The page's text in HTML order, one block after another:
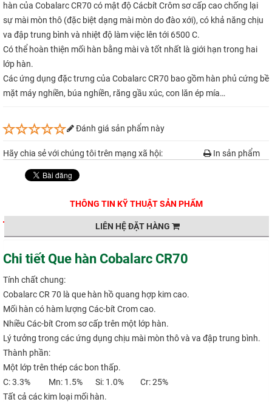
hàn của Cobalarc CR70 có mật độ Cácbít Crôm sơ cấp cao chống lại
sự mài mòn thô (đặc biệt dạng mài mòn do đào xới), có khả năng chịu
va đập trung bình và nhiệt độ làm việc lên tới 6500 C.
Có thể hoàn thiện mối hàn bằng mài và tốt nhất là giới hạn trong hai
lớp hàn.
Các ứng dụng đặc trưng của Cobalarc CR70 bao gồm hàn phủ cứng bề
mặt máy nghiền, búa nghiền, răng gầu xúc, con lăn ép mía…
Đánh giá sản phẩm này
In sản phẩm
Hãy chia sẻ với chúng tôi trên mạng xã hội:
THÔNG TIN KỸ THUẬT SẢN PHẨM
LIÊN HỆ ĐẶT HÀNG
Chi tiết Que hàn Cobalarc CR70
Tính chất chung:
Cobalarc CR 70 là que hàn hồ quang hợp kim cao.
Mối hàn có hàm lượng Các-bít Crom cao.
Nhiều Các-bít Crom sơ cấp trên một lớp hàn.
Lý tưởng trong các ứng dụng chịu mài mòn thô và va đập trung bình.
Thành phần:
Một lớp trên thép các bon thấp.
C: 3.3% Mn: 1.5% Si: 1.0% Cr: 25%
Tất cả các kim loại mối hàn.